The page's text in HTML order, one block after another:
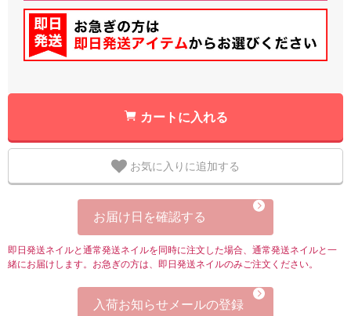
カートに入れる
お気に入りに追加する
お届け日を確認する
即日発送ネイルと通常発送ネイルを同時に注文した場合、通常発送ネイルと一
緒にお届けします。お急ぎの方は、即日発送ネイルのみご注文ください。
入荷お知らせメールの登録